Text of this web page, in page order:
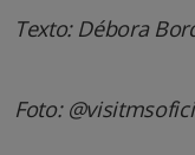
Texto: Débora
Foto: